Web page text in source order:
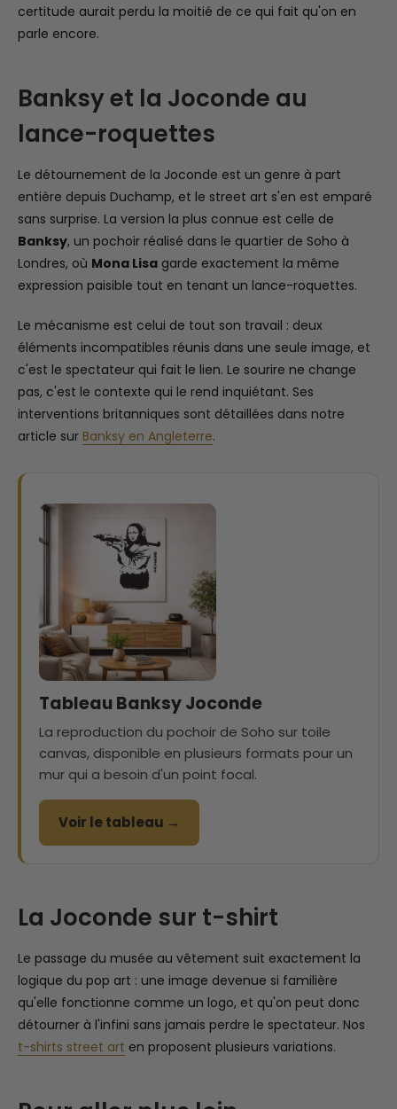
certitude aurait perdu la moitié de ce qui fait qu'on en
parle encore.
Banksy et la Joconde au
lance-roquettes
Le détournement de la Joconde est un genre à part
entière depuis Duchamp, et le street art s'en est emparé
sans surprise. La version la plus connue est celle de
Banksy, un pochoir réalisé dans le quartier de Soho à
Londres, où Mona Lisa garde exactement la même
expression paisible tout en tenant un lance-roquettes.
Le mécanisme est celui de tout son travail : deux
éléments incompatibles réunis dans une seule image, et
c'est le spectateur qui fait le lien. Le sourire ne change
pas, c'est le contexte qui le rend inquiétant. Ses
interventions britanniques sont détaillées dans notre
article sur Banksy en Angleterre.
Tableau Banksy Joconde
La reproduction du pochoir de Soho sur toile
canvas, disponible en plusieurs formats pour un
mur qui a besoin d'un point focal.
Voir le tableau →
La Joconde sur t-shirt
Le passage du musée au vêtement suit exactement la
logique du pop art : une image devenue si familière
qu'elle fonctionne comme un logo, et qu'on peut donc
détourner à l'infini sans jamais perdre le spectateur. Nos
t-shirts street art en proposent plusieurs variations.